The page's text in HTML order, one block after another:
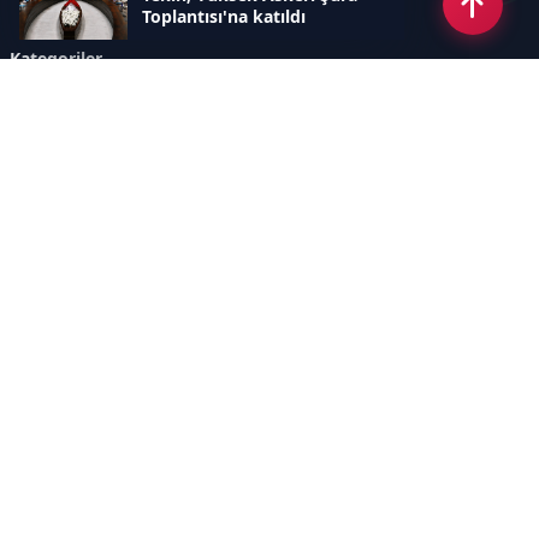
Toplantısı'na katıldı
Kategoriler